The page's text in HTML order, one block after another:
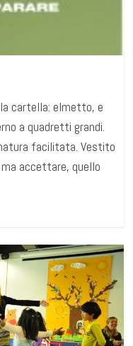
cartella: elmetto, e
a quadretti grandi.
facilitata. Vestito
accettare, quello